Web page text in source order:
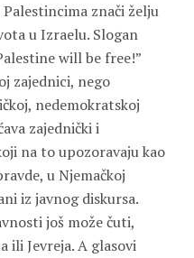
znači želju
u Izraelu. Slogan
will be free!”
zajednici, nego
nedemokratskoj
zajednički i
na to upozoravaju kao
u Njemačkoj
iz javnog diskursa.
još može čuti,
ili Jevreja. A glasovi